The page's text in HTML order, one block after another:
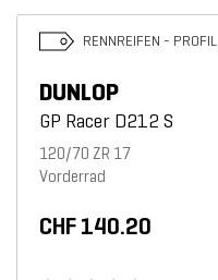
RENNREIFEN - PROFIL
DUNLOP
GP Racer D212 S
120/70 ZR 17
Vorderrad
CHF 140.20